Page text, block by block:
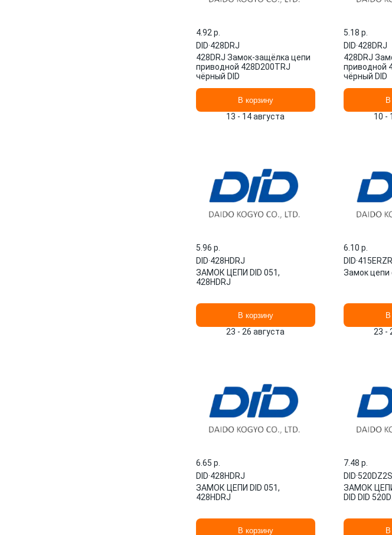
4.92 p.
DID·428DRJ
428DRJ Замок-защёлка цепи
приводной 428D200TRJ
чёрный DID
В корзину
13 - 14 августа
5.18 p.
DID·428DRJ
428DRJ
приводной
чёрный DID
В
10 -
5.96 p.
DID·428HDRJ
ЗАМОК ЦЕПИ DID 051,
428HDRJ
В корзину
23 - 26 августа
6.10 p.
DID·
Замок цепи
В
23 -
6.65 p.
DID·428HDRJ
ЗАМОК ЦЕПИ DID 051,
428HDRJ
В корзину
7.48 p.
DID·
ЗАМОК ЦЕПИ
DID DID
В